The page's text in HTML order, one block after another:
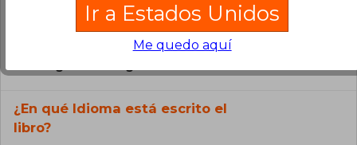
¿El libro es original?
Todos los libros de nuestro
¿En qué Idioma está escrito el
libro?
Ir a Estados Unidos
Me quedo aquí